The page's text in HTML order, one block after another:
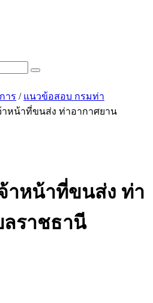
าร / แนวข้อสอบ กรมท่า
าหน้าที่ขนส่ง ท่าอากาศยาน
าหน้าที่ขนส่ง ท่า
ราชธานี